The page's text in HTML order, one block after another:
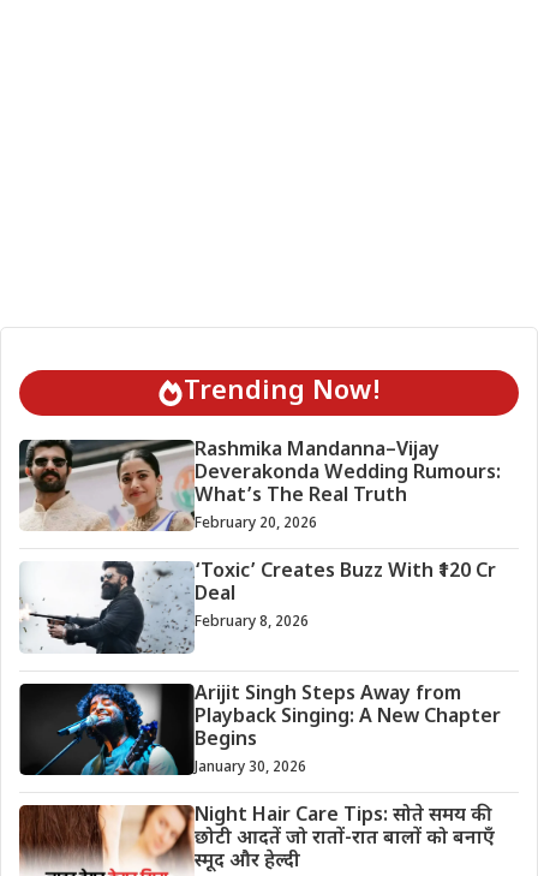
Trending Now!
Rashmika Mandanna–Vijay
Deverakonda Wedding Rumours:
What’s The Real Truth
February 20, 2026
‘Toxic’ Creates Buzz With ₹120 Cr
Deal
February 8, 2026
Arijit Singh Steps Away from
Playback Singing: A New Chapter
Begins
January 30, 2026
Night Hair Care Tips: सोते समय की
छोटी आदतें जो रातों-रात बालों को बनाएँ
स्मूद और हेल्दी